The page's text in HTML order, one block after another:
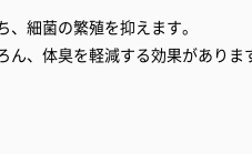
細菌の繁殖を抑えます。
、体臭を軽減する効果がありま